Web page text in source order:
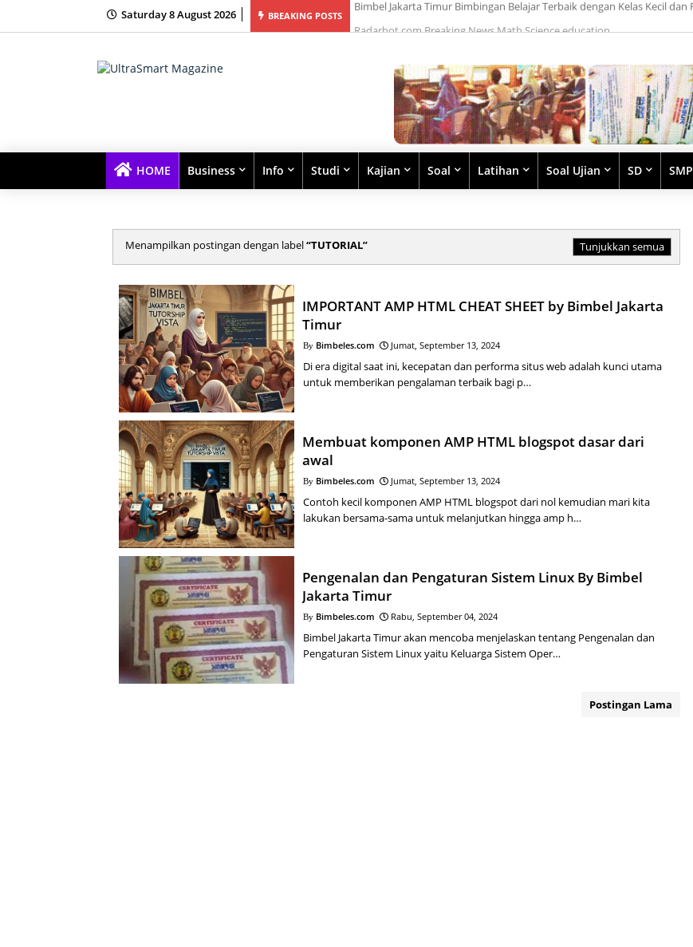
Saturday 8 August 2026 BREAKING POSTS
Bimbingan Belajar Terbaik dengan Kelas Kecil dan Fokus Tinggi Radarhot com Breaking News Math Science education
HOME Business Info Studi Kajian Soal Latihan Soal Ujian SD SMP
Menampilkan postingan dengan label TUTORIAL Tunjukkan semua
IMPORTANT AMP HTML CHEAT SHEET by Bimbel Jakarta
Timur
Bimbeles.com Jumat, September 13, 2024
Di era digital saat ini, kecepatan dan performa situs web adalah kunci utama
untuk memberikan pengalaman terbaik bagi p…
Membuat komponen AMP HTML blogspot dasar dari
awal
Bimbeles.com Jumat, September 13, 2024
Contoh kecil komponen AMP HTML blogspot dari nol kemudian mari kita
lakukan bersama-sama untuk melanjutkan hingga amp h…
Pengenalan dan Pengaturan Sistem Linux By Bimbel
Jakarta Timur
Bimbeles.com Rabu, September 04, 2024
Bimbel Jakarta Timur akan mencoba menjelaskan tentang Pengenalan dan
Pengaturan Sistem Linux yaitu Keluarga Sistem Oper…
Postingan Lama